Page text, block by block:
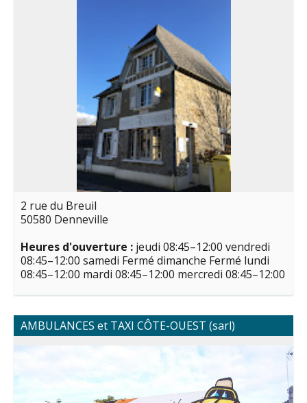
2 rue du Breuil
50580 Denneville
Heures d'ouverture : jeudi 08:45–12:00 vendredi
08:45–12:00 samedi Fermé dimanche Fermé lundi
08:45–12:00 mardi 08:45–12:00 mercredi 08:45–12:00
AMBULANCES et TAXI CÔTE-OUEST (sarl)